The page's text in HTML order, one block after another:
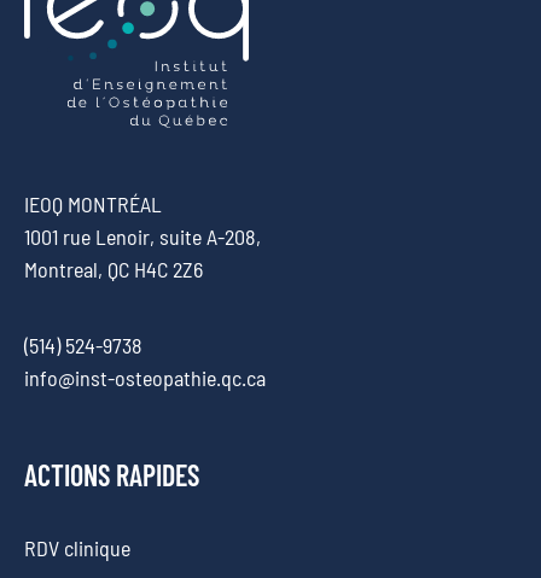
IEOQ MONTRÉAL
1001 rue Lenoir, suite A-208,
Montreal, QC H4C 2Z6
(514) 524-9738
info@inst-osteopathie.qc.ca
ACTIONS RAPIDES
RDV clinique